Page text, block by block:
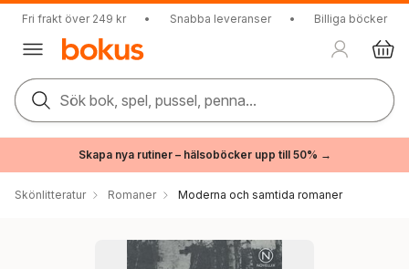
Fri frakt över 249 kr • Snabba leveranser • Billiga böcker
Sök bok, spel, pussel, penna...
Skapa nya rutiner – hälsoböcker upp till 50% →
Skönlitteratur Romaner Moderna och samtida romaner